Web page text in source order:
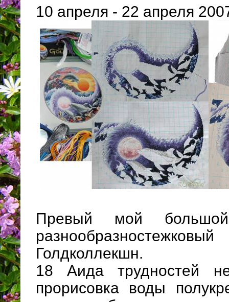
10 апреля - 22 апреля
Превый мой
Голдколлекшн.
18 Аида трудностей
прорисовка воды